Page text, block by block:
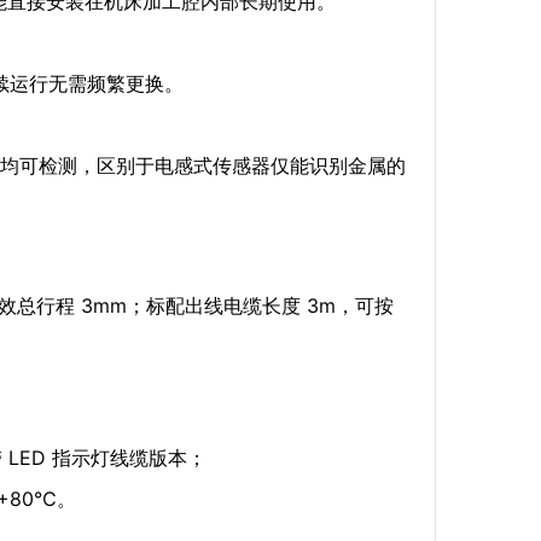
行无需频繁更换。
可检测，区别于电感式传感器仅能识别金属的
总行程 3mm；标配出线电缆长度 3m，可按
指示灯线缆版本；
。